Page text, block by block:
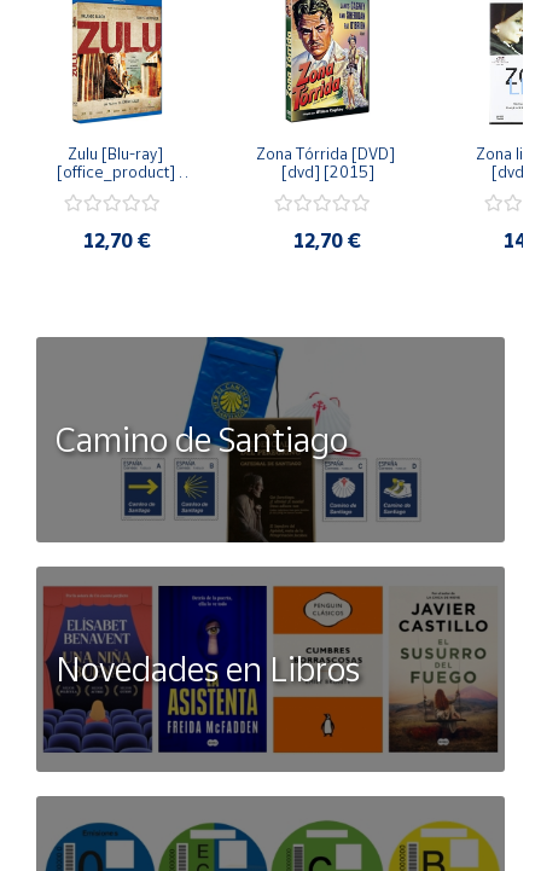
Zulu [Blu-ray]
[office_product]
12,70 €
Zona Tórrida [DVD]
[dvd] [2015]
12,70 €
Zona
[dvd]
Camino de Santiago
Novedades en Libros